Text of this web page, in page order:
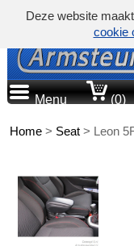
Menu (0)
Home > Seat > Leon
Deze website
cookie